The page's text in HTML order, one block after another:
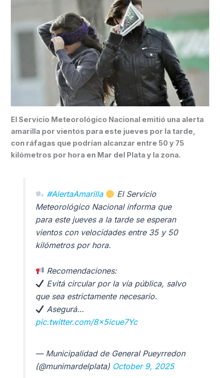
El Servicio Meteorológico Nacional emitió una alerta
amarilla por vientos para este jueves por la tarde,
con ráfagas que podrían alcanzar entre 50 y 75
kilómetros por hora en Mar del Plata y la zona.
#AlertaAmarilla
El Servicio
Meteorológico Nacional informa que
para este jueves a la tarde se esperan
vientos con velocidades entre 35 y 50
kilómetros por hora.
Recomendaciones:
Evitá circular por la vía pública, salvo
que sea estrictamente necesario.
Asegurá…
pic.twitter.com/8x5icue7Yc
— Municipalidad de General Pueyrredon
(@munimardelplata) October 9, 2025